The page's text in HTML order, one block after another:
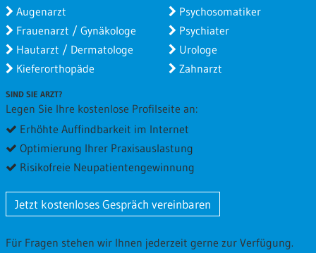
Sehr nett und informiert.
Mi 13.02.2019 von Arslan (Verifizierter Patient)
Besuchsgrund
Wartezeit
Gesamtbewertung
Sehr netter Arzt, War hilfreich und kompetent. Beim
nächsten mal gehe ich wieder zu ihm. :)
Mi 15.08.2018 vonLena(Verifizierter Patient)
Besuchsgrund
Wartezeit
Gesamtbewertung
Sehr freundliches Team und sehr freundlicher und
Augenarzt
Frauenarzt / Gynäkologe
Hautarzt / Dermatologe
Kieferorthopäde
Psychosomatiker
Psychiater
Urologe
Zahnarzt
SIND SIE ARZT?
Legen Sie Ihre kostenlose Profilseite an:
Erhöhte Auffindbarkeit im Internet
Optimierung Ihrer Praxisauslastung
Risikofreie Neupatientengewinnung
Jetzt kostenloses Gespräch vereinbaren
Für Fragen stehen wir Ihnen jederzeit gerne zur Verfügung.